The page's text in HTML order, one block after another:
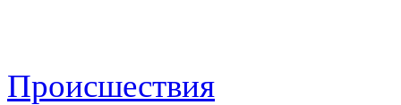
Происшествия